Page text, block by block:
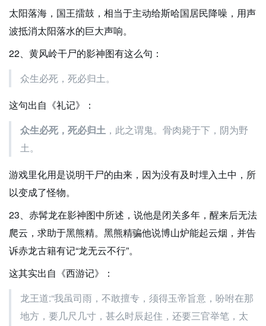
太阳落海，国王擂鼓，相当于主动给斯哈国居民降噪，用声
波抵消太阳落水的巨大声响。
22、黄风岭干尸的影神图有这么句：
众生必死，死必归土。
这句出自《礼记》：
众生必死，死必归土 ，此之谓鬼。骨肉毙于下，阴为野
土。
游戏里化用是说明干尸的由来，因为没有及时埋入土中，所
以变成了怪物。
23、赤髯龙在影神图中所述，说他是闭关多年，醒来后无法
爬云，求助于黑熊精。黑熊精骗他说博山炉能起云烟，并告
诉赤龙古籍有记“龙无云不行”。
这其实出自《西游记》：
龙王道:“我虽司雨，不敢擅专，须得玉帝旨意，吩咐在那
地方，要几尺几寸，甚么时辰起住，还要三官举笔，太